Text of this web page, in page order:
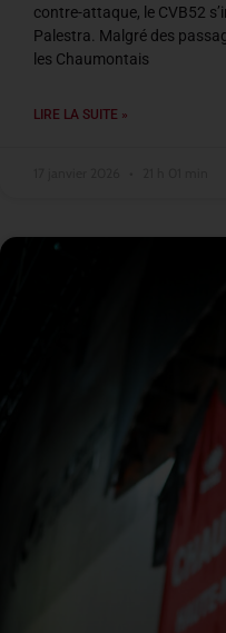
contre-attaque, le CVB52
Palestra. Malgré des
les Chaumontais
LIRE LA SUITE »